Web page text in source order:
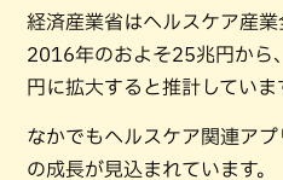
経済産業省はヘルスケア産業
2016年のおよそ25兆円から
円に拡大すると推計していま
なかでもヘルスケア関連ア
の成長が見込まれています。